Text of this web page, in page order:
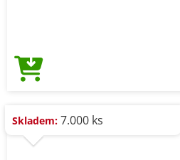
Skladem: 7.000 ks